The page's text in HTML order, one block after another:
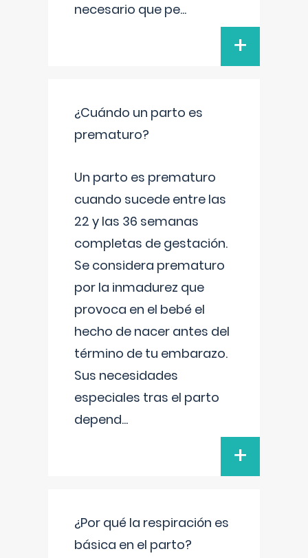
necesario que pe...
+
¿Cuándo un parto es
prematuro?
Un parto es prematuro
cuando sucede entre las
22 y las 36 semanas
completas de gestación.
Se considera prematuro
por la inmadurez que
provoca en el bebé el
hecho de nacer antes del
término de tu embarazo.
Sus necesidades
especiales tras el parto
depend...
+
¿Por qué la respiración es
básica en el parto?